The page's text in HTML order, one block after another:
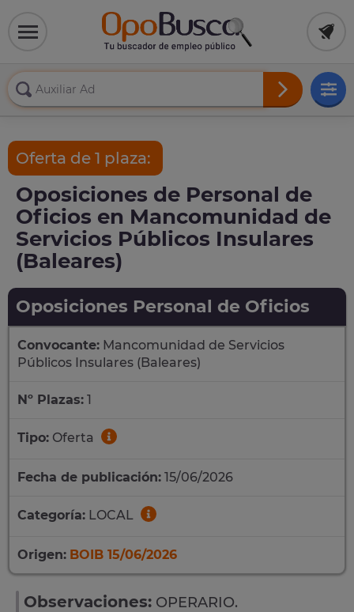
Oferta de 1 plaza:
Oposiciones de Personal de
Oficios en Mancomunidad de
Servicios Públicos Insulares
(Baleares)
Oposiciones Personal de Oficios
Convocante: Mancomunidad de Servicios
Públicos Insulares (Baleares)
Nº Plazas: 1
Tipo: Oferta
Fecha de publicación: 15/06/2026
Categoría: LOCAL
Origen: BOIB 15/06/2026
Observaciones: OPERARIO.